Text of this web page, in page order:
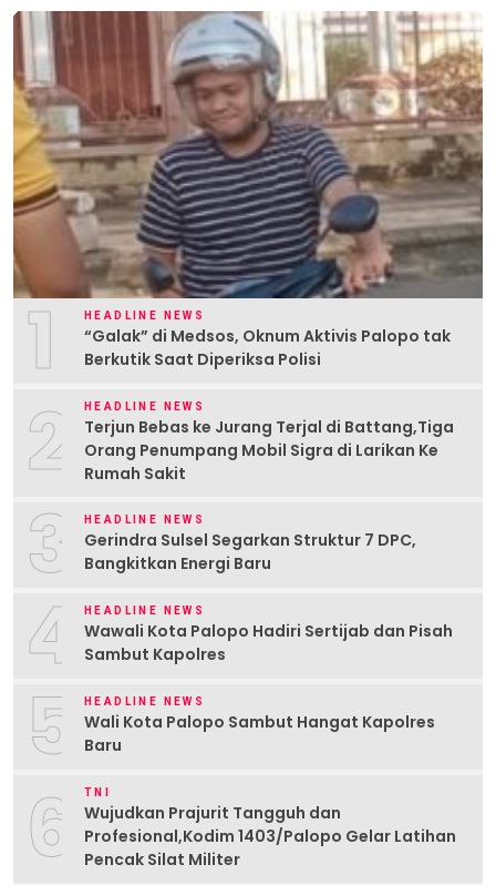
1 HEADLINE NEWS
“Galak” di Medsos, Oknum Aktivis Palopo tak
Berkutik Saat Diperiksa Polisi
2 HEADLINE NEWS
Terjun Bebas ke Jurang Terjal di Battang,Tiga
Orang Penumpang Mobil Sigra di Larikan Ke
Rumah Sakit
3 HEADLINE NEWS
Gerindra Sulsel Segarkan Struktur 7 DPC,
Bangkitkan Energi Baru
4 HEADLINE NEWS
Wawali Kota Palopo Hadiri Sertijab dan Pisah
Sambut Kapolres
5 HEADLINE NEWS
Wali Kota Palopo Sambut Hangat Kapolres
Baru
6 TNI
Wujudkan Prajurit Tangguh dan
Profesional,Kodim 1403/Palopo Gelar Latihan
Pencak Silat Militer